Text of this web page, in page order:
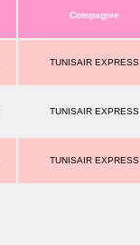
Compagnie
TUNISAIR EXPRESS
TUNISAIR EXPRESS
TUNISAIR EXPRESS